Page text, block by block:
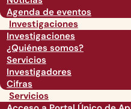
Agenda de eventos
Investigaciones
Investigaciones
¿Quiénes somos?
Servicios
Investigadores
Cifras
Servicios